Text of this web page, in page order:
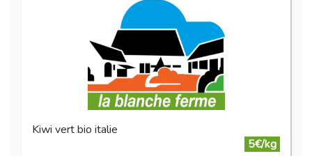
Kiwi vert bio italie
5€/kg